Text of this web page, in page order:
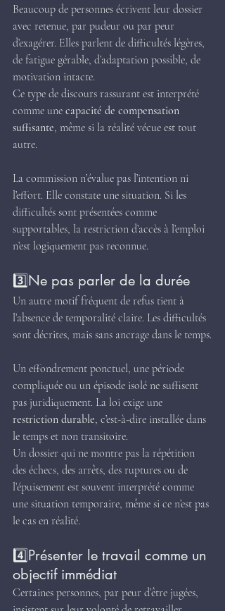
Beaucoup de personnes écrivent leur dossier
avec retenue, par pudeur ou par peur
d’exagérer. Elles parlent de difficultés légères,
de fatigue gérable, d’adaptation possible, de
motivation intacte.
Ce type de discours rassurant est interprété
comme une capacité de compensation
suffisante, même si la réalité vécue est tout
autre.
La commission n’évalue pas l’intention ni
l’effort. Elle constate une situation. Si les
difficultés sont présentées comme
supportables, la restriction d’accès à l’emploi
n’est logiquement pas reconnue.
3️⃣Ne pas parler de la durée
Un autre motif fréquent de refus tient à
l’absence de temporalité claire. Les difficultés
sont décrites, mais sans ancrage dans le temps.
Un effondrement ponctuel, une période
compliquée ou un épisode isolé ne suffisent
pas juridiquement. La loi exige une
restriction durable, c’est-à-dire installée dans
le temps et non transitoire.
Un dossier qui ne montre pas la répétition
des échecs, des arrêts, des ruptures ou de
l’épuisement est souvent interprété comme
une situation temporaire, même si ce n’est pas
le cas en réalité.
4️⃣Présenter le travail comme un
objectif immédiat
Certaines personnes, par peur d’être jugées,